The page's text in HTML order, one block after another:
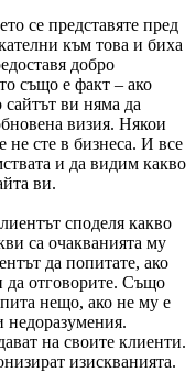
се представяте пред
към това и биха
добро
също е факт – ако
ви няма да
визия. Някои
не сте в бизнеса. И все
и да видим какво
ви.
споделя какво
са очакванията му
да попитате, ако
да отговорите. Също
нещо, ако не му е
недоразумения.
на своите клиенти.
изискванията.